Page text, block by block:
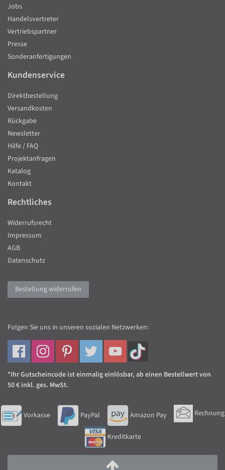
Jobs
Handelsvertreter
Vertriebspartner
Presse
Sonderanfertigungen
Kundenservice
Direktbestellung
Versandkosten
Rückgabe
Newsletter
Hilfe / FAQ
Projektanfragen
Katalog
Kontakt
Rechtliches
Widerrufsrecht
Impressum
AGB
Datenschutz
Bestellung widerrufen
Folgen Sie uns in unseren sozialen Netzwerken:
*Ihr Gutscheincode ist einmalig einlösbar, ab einen Bestellwert von
50 € inkl. ges. MwSt.
Vorkasse PayPal Amazon Pay Rechnung
Kreditkarte